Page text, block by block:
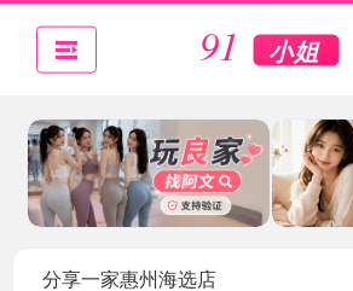
分享一家惠州海选店